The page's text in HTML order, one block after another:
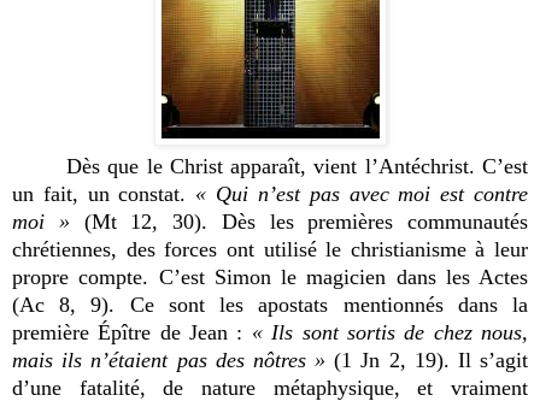
Dès que le Christ apparaît, vient l’Antéchrist. C’est
un fait, un constat. « Qui n’est pas avec moi est contre
moi » (Mt 12, 30). Dès les premières communautés
chrétiennes, des forces ont utilisé le christianisme à leur
propre compte. C’est Simon le magicien dans les Actes
(Ac 8, 9). Ce sont les apostats mentionnés dans la
première Épître de Jean : « Ils sont sortis de chez nous,
mais ils n’étaient pas des nôtres » (1 Jn 2, 19). Il s’agit
d’une fatalité, de nature métaphysique, et vraiment